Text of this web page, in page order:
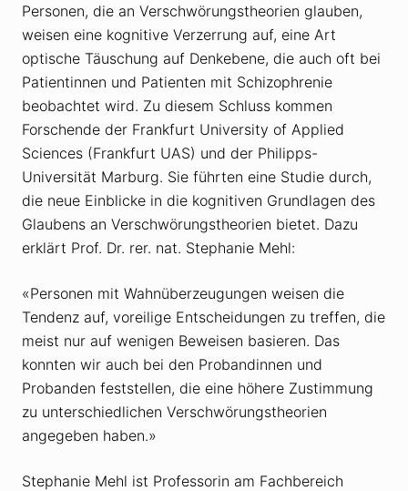
Personen, die an Verschwörungstheorien glauben,
weisen eine kognitive Verzerrung auf, eine Art
optische Täuschung auf Denkebene, die auch oft bei
Patientinnen und Patienten mit Schizophrenie
beobachtet wird. Zu diesem Schluss kommen
Forschende der Frankfurt University of Applied
Sciences (Frankfurt UAS) und der Philipps-
Universität Marburg. Sie führten eine Studie durch,
die neue Einblicke in die kognitiven Grundlagen des
Glaubens an Verschwörungstheorien bietet. Dazu
erklärt Prof. Dr. rer. nat. Stephanie Mehl:
«Personen mit Wahnüberzeugungen weisen die
Tendenz auf, voreilige Entscheidungen zu treffen, die
meist nur auf wenigen Beweisen basieren. Das
konnten wir auch bei den Probandinnen und
Probanden feststellen, die eine höhere Zustimmung
zu unterschiedlichen Verschwörungstheorien
angegeben haben.»
Stephanie Mehl ist Professorin am Fachbereich